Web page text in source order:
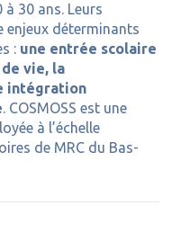
30 ans. Leurs
déterminants
: une entrée scolaire
vie, la
intégration
. COSMOSS est une
à l’échelle
de MRC du Bas-